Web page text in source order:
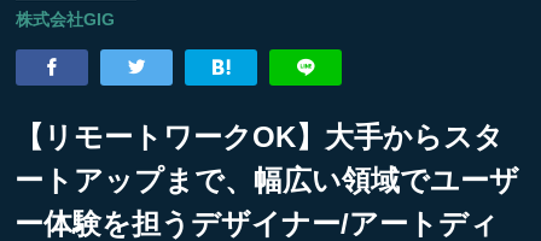
株式会社GIG
【リモートワークOK】大手からスタ
ートアップまで、幅広い領域でユーザ
ー体験を担うデザイナー/アートディ